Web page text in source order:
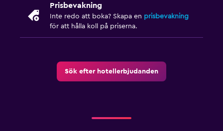
Prisbevakning
Inte redo att boka? Skapa en prisbevakning
för att hålla koll på priserna.
Sök efter hotellerbjudanden